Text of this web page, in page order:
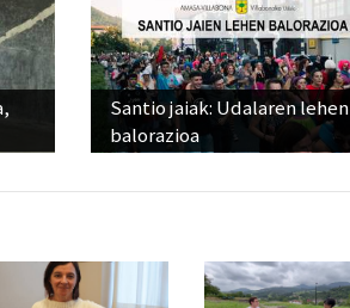
Santio jaiak: Udalaren lehen
balorazioa